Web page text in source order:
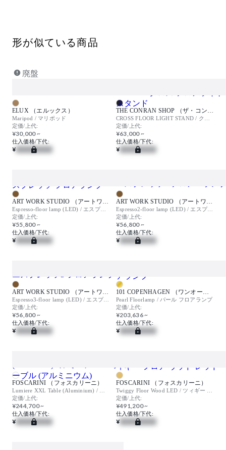
形が似ている商品
廃盤
ELUX （エルックス）
Maripod / マリポッド
定価/上代:
¥30,000 ~
仕入価格/下代:
¥
定価/上代:
¥63,000 ~
仕入価格/下代:
¥
Espresso-floor lamp (LED) / エスプレッソ フロアランプ
定価/上代:
¥55,800 ~
仕入価格/下代:
¥
Espresso2-floor lamp (LED) / エスプレッソ2 フロアーランプ
定価/上代:
¥56,800 ~
仕入価格/下代:
¥
ART WORK STUDIO （アートワークスタジオ）
定価/上代:
¥56,800 ~
仕入価格/下代:
¥
101 COPENHAGEN （ワンオーワンコペンハーゲン）
Pearl Floorlamp / パール フロアランプ
定価/上代:
¥203,636 ~
仕入価格/下代:
¥
FOSCARINI （フォスカリーニ）
定価/上代:
¥244,700 ~
仕入価格/下代:
¥
FOSCARINI （フォスカリーニ）
定価/上代:
¥491,200 ~
仕入価格/下代:
¥